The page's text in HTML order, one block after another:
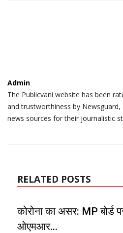
Admin
The Publicvani website has been
and trustworthiness by
news sources for their journalistic
RELATED POSTS
कोरोना का असर: MP बोर्ड
ओएमआर...